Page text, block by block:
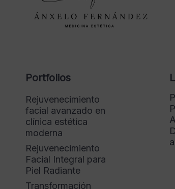
Portfolios
Rejuvenecimiento
facial avanzado en
clínica estética
moderna
Rejuvenecimiento
Facial Integral para
Piel Radiante
Transformación